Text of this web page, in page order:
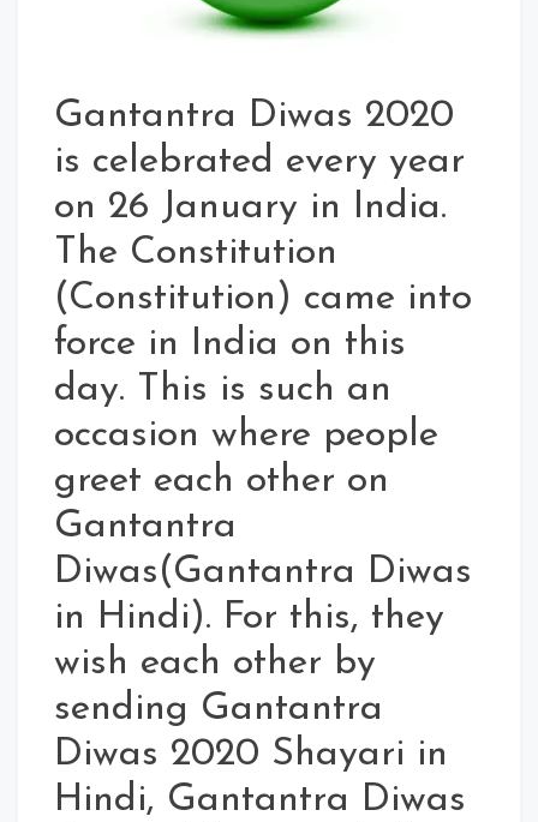
Gantantra Diwas 2020
is celebrated every year
on 26 January in India.
The Constitution
(Constitution) came into
force in India on this
day. This is such an
occasion where people
greet each other on
Gantantra
Diwas(Gantantra Diwas
in Hindi). For this, they
wish each other by
sending Gantantra
Diwas 2020 Shayari in
Hindi, Gantantra Diwas